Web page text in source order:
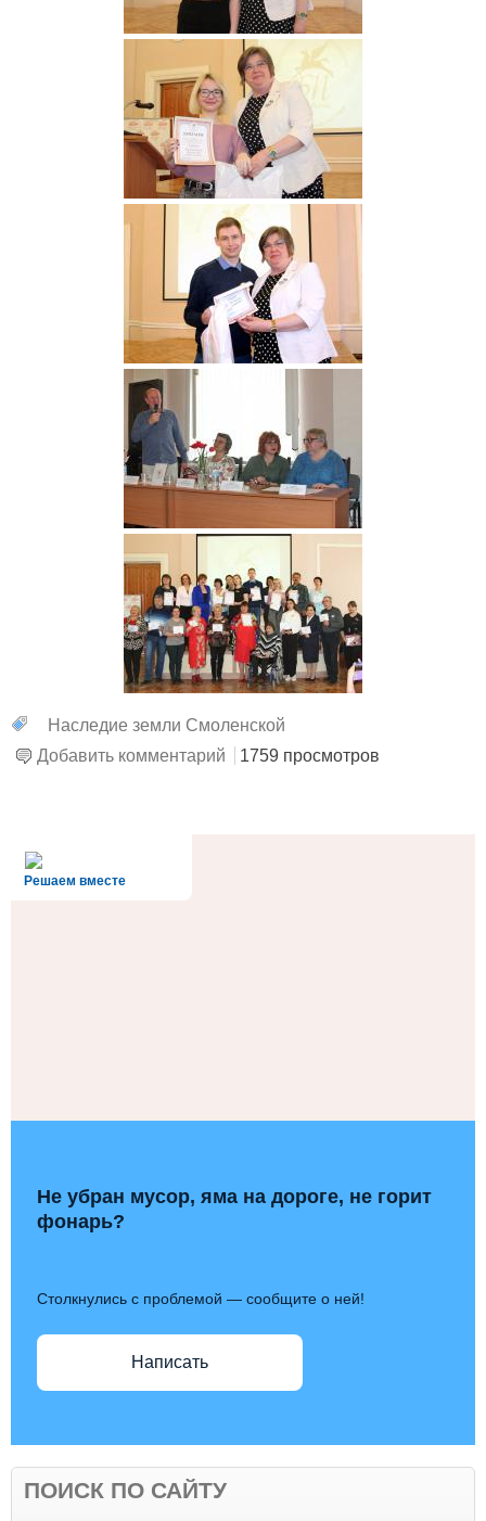
Наследие земли Смоленской
Добавить комментарий
1759 просмотров
Решаем вместе
Не убран мусор, яма на дороге, не горит
фонарь?
Столкнулись с проблемой — сообщите о ней!
Написать
ПОИСК ПО САЙТУ